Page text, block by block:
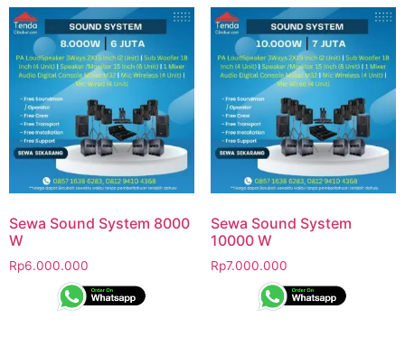
Sewa Sound System 8000
W
Rp6.000.000
Sewa Sound System
10000 W
Rp7.000.000